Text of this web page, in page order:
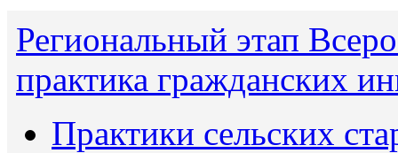
Региональный этап
практика гражданских
Практики сельских